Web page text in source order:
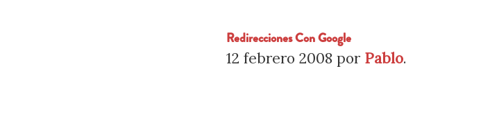
Redirecciones Con Google
12 febrero 2008 por Pablo.